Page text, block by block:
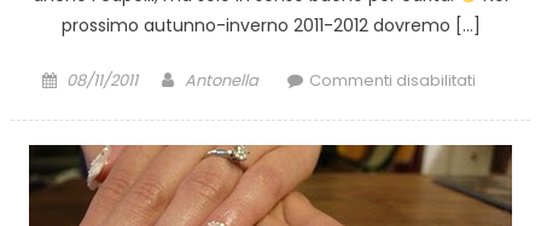
prossimo autunno-inverno 2011-2012 dovremo […]
Posted
08/11/2011 Author
Antonella Commenti disabilitatisu
inverno
2011-